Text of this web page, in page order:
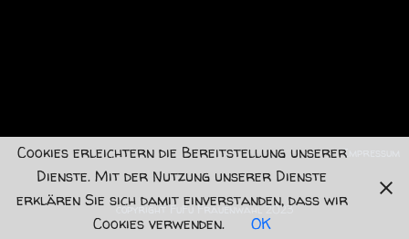
Impressum
copyright FuFu Frauenwahl 2023
Cookies erleichtern die Bereitstellung unserer
Dienste. Mit der Nutzung unserer Dienste
erklären Sie sich damit einverstanden, dass wir
Cookies verwenden.
OK